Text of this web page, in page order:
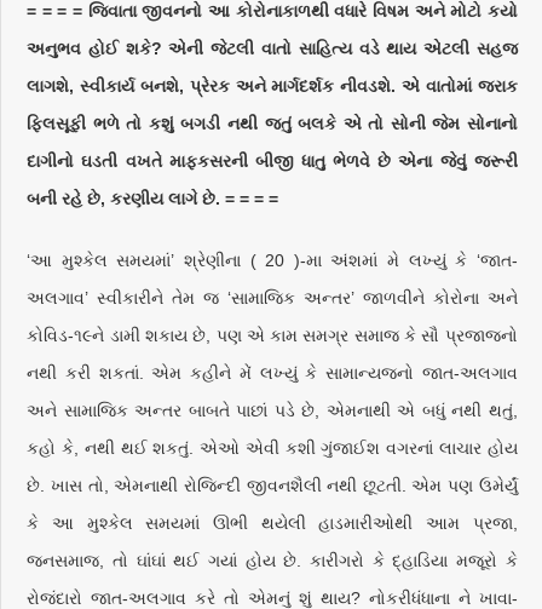
= = = = જિવાતા જીવનનો આ કોરોનાકાળથી વધારે વિષમ અને મોટો કયો
અનુભવ હોઈ શકે? એની જેટલી વાતો સાહિત્ય વડે થાય એટલી સહજ
લાગશે, સ્વીકાર્ય બનશે, પ્રેરક અને માર્ગદર્શક નીવડશે. એ વાતોમાં જરાક
ફિલસૂફી ભળે તો કશું બગડી નથી જતું બલકે એ તો સોની જેમ સોનાનો
દાગીનો ઘડતી વખતે માફકસરની બીજી ધાતુ ભેળવે છે એના જેવું જરૂરી
બની રહે છે, કરણીય લાગે છે.= = = =
‘આ મુશ્કેલ સમયમાં’ શ્રેણીના ( 20 )-મા અંશમાં મે લખ્યું કે ‘જાત-
અલગાવ’ સ્વીકારીને તેમ જ ‘સામાજિક અન્તર’ જાળવીને કોરોના અને
કોવિડ-૧૯ને ડામી શકાય છે, પણ એ કામ સમગ્ર સમાજ કે સૌ પ્રજાજનો
નથી કરી શકતાં. એમ કહીને મેં લખ્યું કે સામાન્યજનો જાત-અલગાવ
અને સામાજિક અન્તર બાબતે પાછાં પડે છે, એમનાથી એ બધું નથી થતું,
કહો કે, નથી થઈ શકતું. એઓ એવી કશી ગુંજાઈશ વગરનાં લાચાર હોય
છે. ખાસ તો, એમનાથી રોજિન્દી જીવનશૈલી નથી છૂટતી. એમ પણ ઉમેર્યું
કે આ મુશ્કેલ સમયમાં ઊભી થયેલી હાડમારીઓથી આમ પ્રજા,
જનસમાજ, તો ઘાંઘાં થઈ ગયાં હોય છે. કારીગરો કે દ્હાડિયા મજૂરો કે
રોજંદારો જાત-અલગાવ કરે તો એમનું શું થાય? નોકરીધંધાના ને ખાવા-